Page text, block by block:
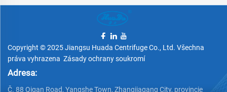
Copyright © 2025 Jiangsu Huada Centrifuge Co., Ltd. Všechna
práva vyhrazena Zásady ochrany soukromí
Adresa:
Č. 88 Qigan Road, Yangshe Town, Zhangjiagang City, provincie